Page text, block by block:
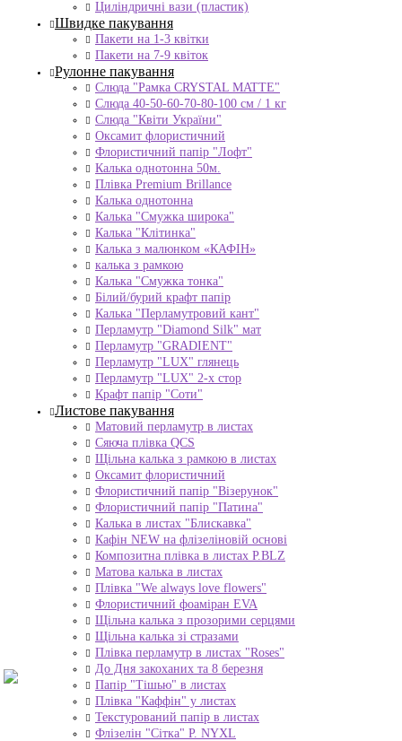
Циліндричні вази (пластик)
Швидке пакування
Пакети на 1-3 квітки
Пакети на 7-9 квіток
Рулонне пакування
Слюда "Рамка CRYSTAL MATTE"
Слюда 40-50-60-70-80-100 см / 1 кг
Слюда "Квіти України"
Оксамит флористичний
Флористичний папір "Лофт"
Калька однотонна 50м.
Плівка Premium Brillance
Калька однотонна
Калька "Смужка широка"
Калька "Клітинка"
Калька з малюнком «КАФІН»
калька з рамкою
Калька "Смужка тонка"
Білий/бурий крафт папір
Калька "Перламутровий кант"
Перламутр "Diamond Silk" мат
Перламутр "GRADIENT"
Перламутр "LUX" глянець
Перламутр "LUX" 2-х стор
Крафт папір "Соти"
Листове пакування
Матовий перламутр в листах
Сяюча плівка QCS
Щільна калька з рамкою в листах
Оксамит флористичний
Флористичний папір "Візерунок"
Флористичний папір "Патина"
Калька в листах "Блискавка"
Кафін NEW на флізеліновій основі
Композитна плівка в листах Р.BLZ
Матова калька в листах
Плівка "We always love flowers"
Флористичний фоаміран EVA
Щільна калька з прозорими серцями
Щільна калька зі стразами
Плівка перламутр в листах "Roses"
До Дня закоханих та 8 березня
Папір "Тішью" в листах
Плівка "Каффін" у листах
Текстурований папір в листах
Флізелін "Сітка" P. NYXL